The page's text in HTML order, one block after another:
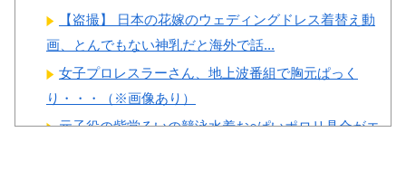
のワンシーンみたい‥」
韓国人「昨日Jリーグで韓国
人選手絶対やってはいけないプ
【盗撮】 日本の花嫁のウェディングドレス着替え動
画、とんでもない神乳だと海外で話...
女子プロレスラーさん、地上波番組で胸元ぱっく
り・・・（※画像あり）
元子役の紫堂るいの競泳水着お○ぱいポロリ具合がエ